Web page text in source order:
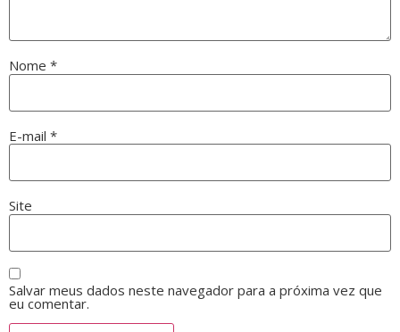
Nome *
E-mail *
Site
Salvar meus dados neste navegador para a próxima vez que
eu comentar.